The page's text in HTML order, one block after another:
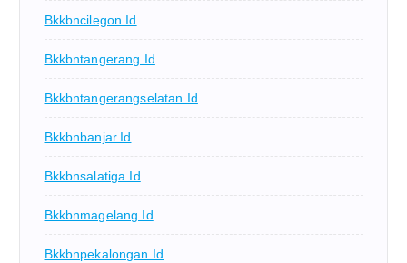
Bkkbncilegon.id
Bkkbntangerang.id
Bkkbntangerangselatan.id
Bkkbnbanjar.id
Bkkbnsalatiga.id
Bkkbnmagelang.id
Bkkbnpekalongan.id